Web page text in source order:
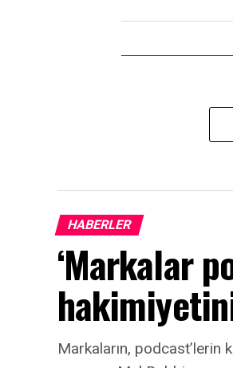
HABERLER
‘Markalar
Markaların,